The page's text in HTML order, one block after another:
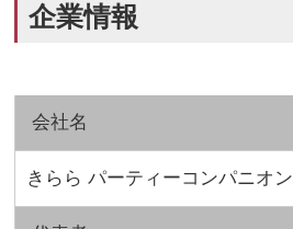
企業情報
会社名
きらら パーティーコンパニオン